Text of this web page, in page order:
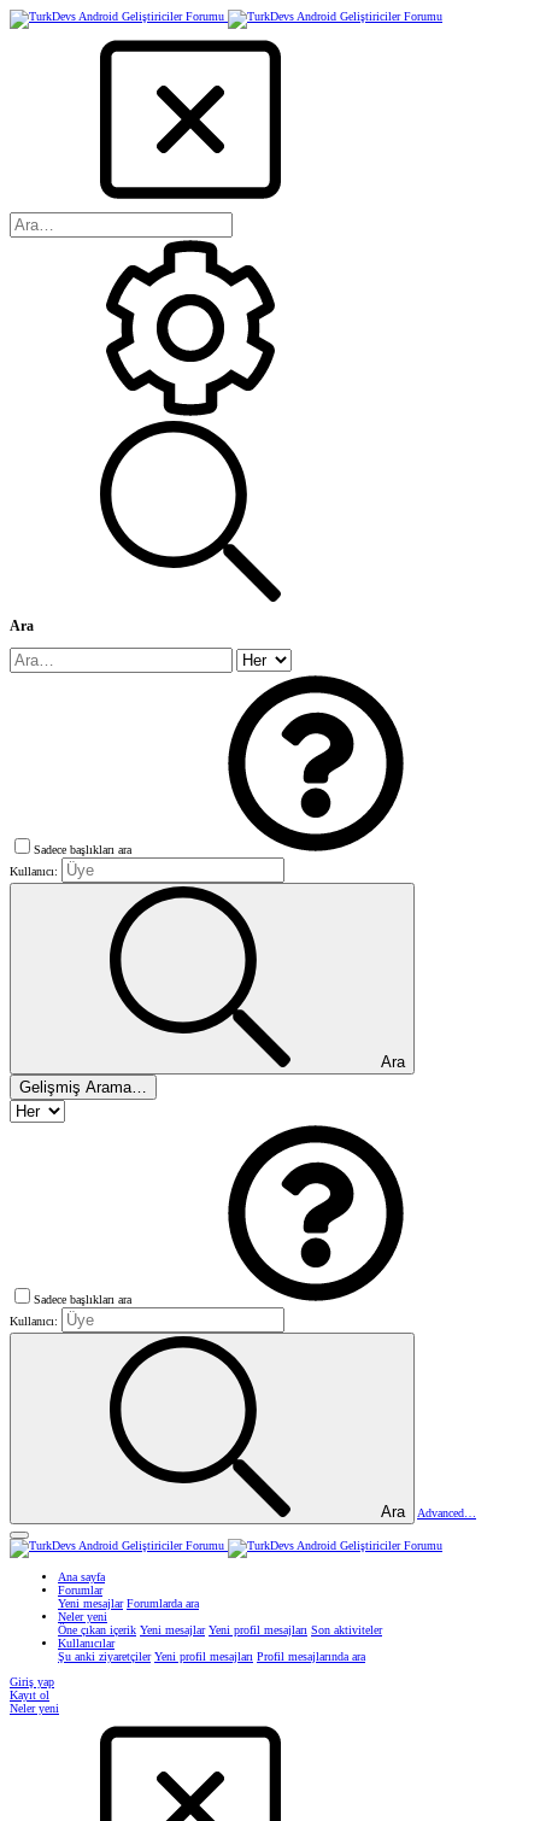
Ara
Sadece başlıkları ara
Kullanıcı:
Ara
Gelişmiş Arama…
Sadece başlıkları ara
Kullanıcı:
Ara Advanced…
Ana sayfa
Forumlar
Yeni mesajlar Forumlarda ara
Neler yeni
Öne çıkan içerik Yeni mesajlar Yeni profil mesajları Son aktiviteler
Kullanıcılar
Şu anki ziyaretçiler Yeni profil mesajları Profil mesajlarında ara
Giriş yap
Kayıt ol
Neler yeni